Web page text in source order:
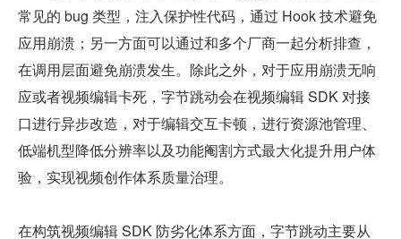
常见的 bug 类型，注入保护性代码，通过 Hook 技术避免
应用崩溃；另一方面可以通过和多个厂商一起分析排查，
在调用层面避免崩溃发生。除此之外，对于应用崩溃无响
应或者视频编辑卡死，字节跳动会在视频编辑 SDK 对接
口进行异步改造，对于编辑交互卡顿，进行资源池管理、
低端机型降低分辨率以及功能阉割方式最大化提升用户体
验，实现视频创作体系质量治理。
在构筑视频编辑 SDK 防劣化体系方面，字节跳动主要从